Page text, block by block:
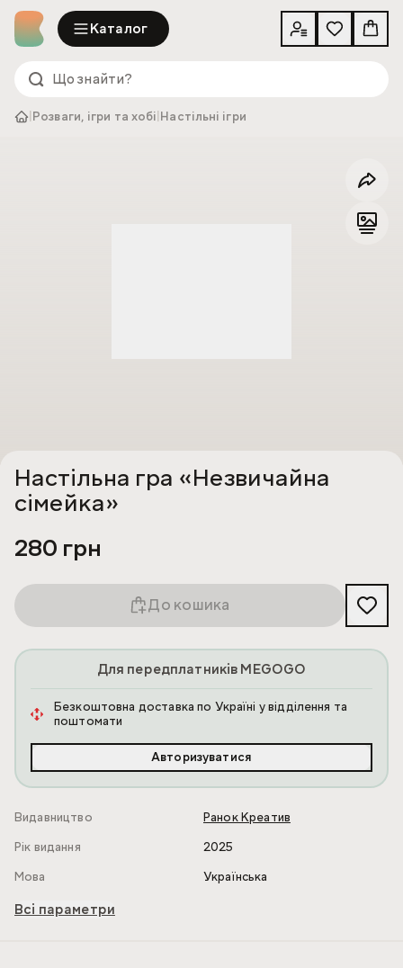
Каталог
Розваги, ігри та хобі Настільні ігри
Настільна гра «Незвичайна
сімейка»
280 грн
До кошика
Для передплатників MEGOGO
Безкоштовна доставка по Україні у відділення та
поштомати
Авторизуватися
Видавництво
Ранок Креатив
Рік видання
2025
Мова
Українська
Всі параметри